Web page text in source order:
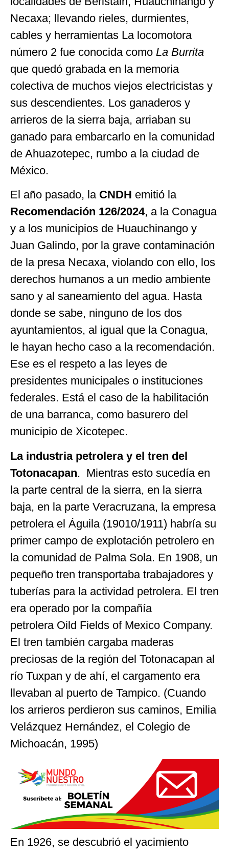
Necaxa; llevando rieles, durmientes,
cables y herramientas La locomotora
número 2 fue conocida como La Burrita
que quedó grabada en la memoria
colectiva de muchos viejos electricistas y
sus descendientes. Los ganaderos y
arrieros de la sierra baja, arriaban su
ganado para embarcarlo en la comunidad
de Ahuazotepec, rumbo a la ciudad de
México.
El año pasado, la CNDH emitió la
Recomendación 126/2024, a la Conagua
y a los municipios de Huauchinango y
Juan Galindo, por la grave contaminación
de la presa Necaxa, violando con ello, los
derechos humanos a un medio ambiente
sano y al saneamiento del agua. Hasta
donde se sabe, ninguno de los dos
ayuntamientos, al igual que la Conagua,
le hayan hecho caso a la recomendación.
Ese es el respeto a las leyes de
presidentes municipales o instituciones
federales. Está el caso de la habilitación
de una barranca, como basurero del
municipio de Xicotepec.
La industria petrolera y el tren del
Totonacapan. Mientras esto sucedía en
la parte central de la sierra, en la sierra
baja, en la parte Veracruzana, la empresa
petrolera el Águila (19010/1911) habría su
primer campo de explotación petrolero en
la comunidad de Palma Sola. En 1908, un
pequeño tren transportaba trabajadores y
tuberías para la actividad petrolera. El tren
era operado por la compañía
petrolera Oild Fields of Mexico Company.
El tren también cargaba maderas
preciosas de la región del Totonacapan al
río Tuxpan y de ahí, el cargamento era
llevaban al puerto de Tampico. (Cuando
los arrieros perdieron sus caminos, Emilia
Velázquez Hernández, el Colegio de
Michoacán, 1995)
En 1926, se descubrió el yacimiento